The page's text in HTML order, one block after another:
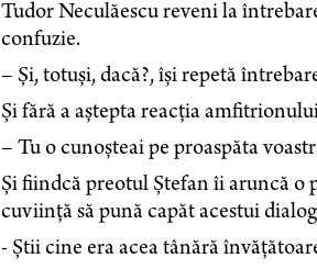
Tudor Neculăescu reveni la
confuzie.
– Și, totuși, dacă?, își repetă
Și fără a aștepta reacția
– Tu o cunoșteai pe proaspăta
Și fiindcă preotul Ștefan îi aruncă o
cuviință să pună capăt acestui
- Știi cine era acea tânără